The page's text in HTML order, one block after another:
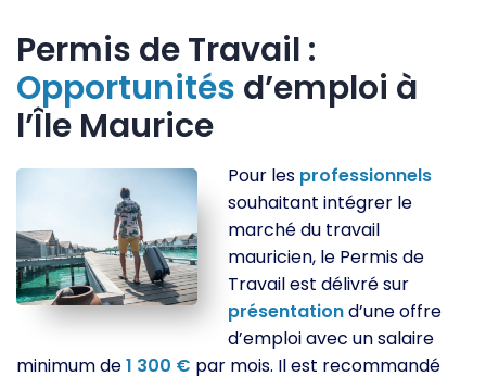
Permis de Travail :
Opportunités d’emploi à
l’Île Maurice
Pour les professionnels
souhaitant intégrer le
marché du travail
mauricien, le Permis de
Travail est délivré sur
présentationd’une offre
d’emploi avec un salaire
minimum de1 300 € par mois. Il est recommandé